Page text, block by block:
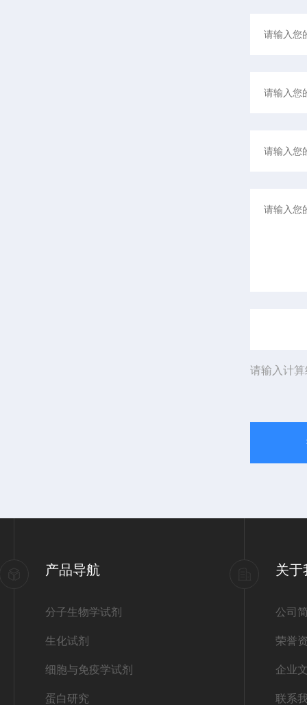
请输入计
产品导航
分子生物学试剂
生化试剂
细胞与免疫学试剂
蛋白研究
关于
公司
荣誉
企业
联系